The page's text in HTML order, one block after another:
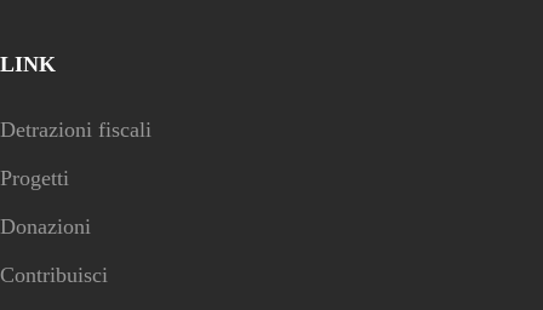
LINK
Detrazioni fiscali
Progetti
Donazioni
Contribuisci